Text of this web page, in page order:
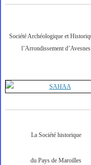
Société Archéologique et
l’Arrondissement d’Avesnes
La Société historique
du Pays de Maroilles